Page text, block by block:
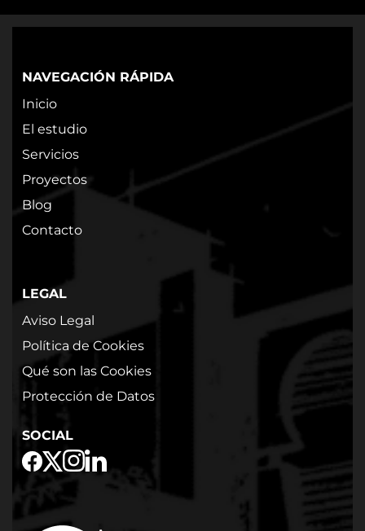
NAVEGACIÓN RÁPIDA
Inicio
El estudio
Servicios
Proyectos
Blog
Contacto
LEGAL
Aviso Legal
Política de Cookies
Qué son las Cookies
Protección de Datos
SOCIAL